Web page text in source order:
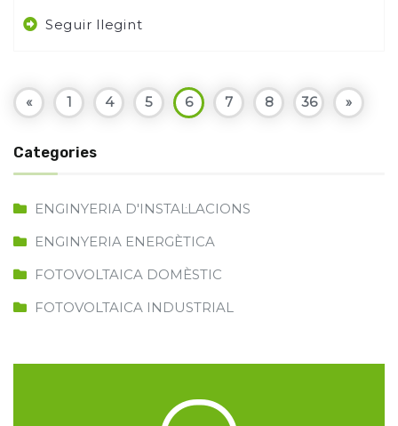
Seguir llegint
« 1 4 5 6 7 8 36 »
Categories
ENGINYERIA D'INSTAL·LACIONS
ENGINYERIA ENERGÈTICA
FOTOVOLTAICA DOMÈSTIC
FOTOVOLTAICA INDUSTRIAL